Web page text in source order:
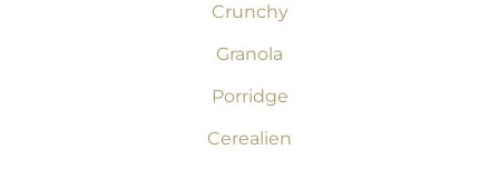
Crunchy
Granola
Porridge
Cerealien